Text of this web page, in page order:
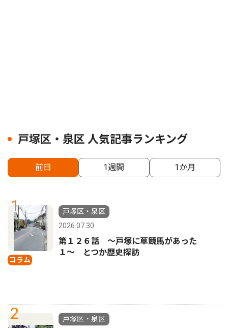
戸塚区・泉区 人気記事ランキング
前日 1週間 1か月
1
コラム
戸塚区・泉区
2026.07.30
第１２６話 〜戸塚に草競馬があった
１〜 とつか歴史探訪
2
戸塚区・泉区